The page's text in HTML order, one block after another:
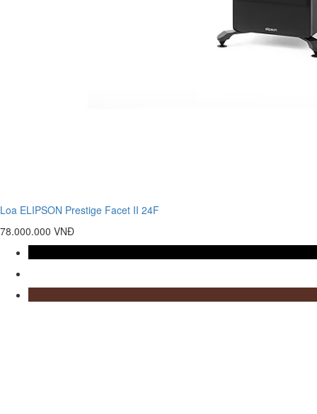
Loa ELIPSON Prestige Facet II 24F
78.000.000 VNĐ